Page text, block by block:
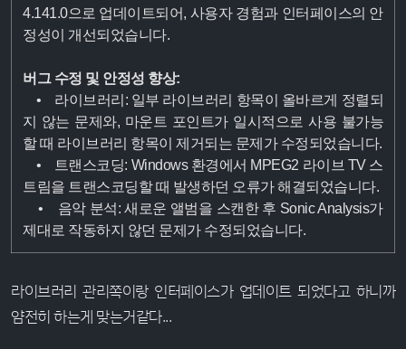
4.141.0으로 업데이트되어, 사용자 경험과 인터페이스의 안
정성이 개선되었습니다.
버그 수정 및 안정성 향상:
• 라이브러리: 일부 라이브러리 항목이 올바르게 정렬되
지 않는 문제와, 마운트 포인트가 일시적으로 사용 불가능
할 때 라이브러리 항목이 제거되는 문제가 수정되었습니다.
• 트랜스코딩: Windows 환경에서 MPEG2 라이브 TV 스
트림을 트랜스코딩할 때 발생하던 오류가 해결되었습니다.
• 음악 분석: 새로운 앨범을 스캔한 후 Sonic Analysis가
제대로 작동하지 않던 문제가 수정되었습니다.
라이브러리 관리쪽이랑 인터페이스가 업데이트 되었다고 하니까
얌전히 하는게 맞는거같다...